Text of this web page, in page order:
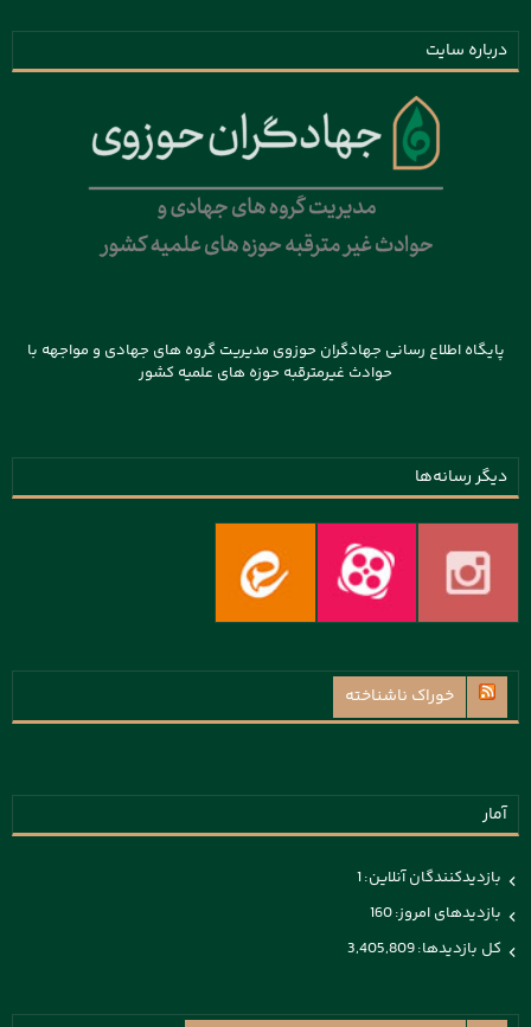
درباره سایت
پایگاه اطلاع رسانی جهادگران حوزوی مدیریت گروه های جهادی و مواجهه با
حوادث غیرمترقبه حوزه های علمیه کشور
دیگر رسانه‌ها
خوراک ناشناخته
آمار
بازدیدکنندگان آنلاین:1
بازدیدهای امروز:160
کل بازدیدها:3,405,809